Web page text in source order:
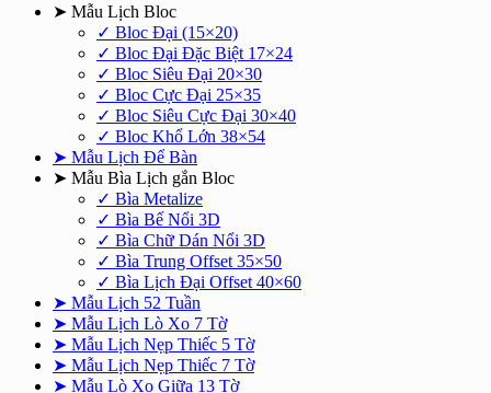
➤ Mẫu Lịch Bloc
✓ Bloc Đại (15×20)
✓ Bloc Đại Đặc Biệt 17×24
✓ Bloc Siêu Đại 20×30
✓ Bloc Cực Đại 25×35
✓ Bloc Siêu Cực Đại 30×40
✓ Bloc Khổ Lớn 38×54
➤ Mẫu Lịch Để Bàn
➤ Mẫu Bìa Lịch gắn Bloc
✓ Bìa Metalize
✓ Bìa Bế Nổi 3D
✓ Bìa Chữ Dán Nổi 3D
✓ Bìa Trung Offset 35×50
✓ Bìa Lịch Đại Offset 40×60
➤ Mẫu Lịch 52 Tuần
➤ Mẫu Lịch Lò Xo 7 Tờ
➤ Mẫu Lịch Nẹp Thiếc 5 Tờ
➤ Mẫu Lịch Nẹp Thiếc 7 Tờ
➤ Mẫu Lò Xo Giữa 13 Tờ